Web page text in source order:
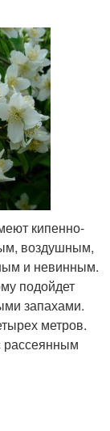
кипенно-
воздушным,
и невинным.
подойдет
запахами.
метров.
рассеянным